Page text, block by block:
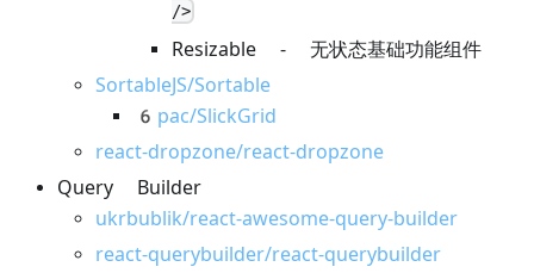
/>
Resizable - 无状态基础功能组件
SortableJS/Sortable
6pac/SlickGrid
react-dropzone/react-dropzone
Query Builder
ukrbublik/react-awesome-query-builder
react-querybuilder/react-querybuilder